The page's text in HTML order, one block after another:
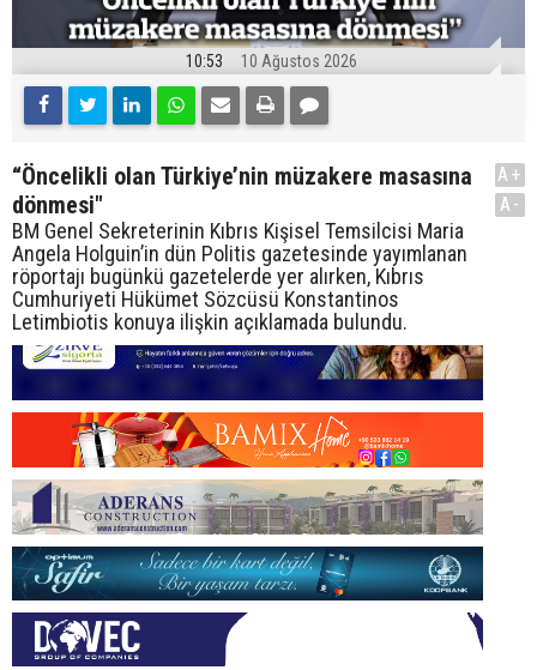
10:53 10 Ağustos 2026
“Öncelikli olan Türkiye’nin müzakere masasına
dönmesi"
BM Genel Sekreterinin Kıbrıs Kişisel Temsilcisi Maria
Angela Holguin’in dün Politis gazetesinde yayımlanan
röportajı bugünkü gazetelerde yer alırken, Kıbrıs
Cumhuriyeti Hükümet Sözcüsü Konstantinos
Letimbiotis konuya ilişkin açıklamada bulundu.
A+
A-